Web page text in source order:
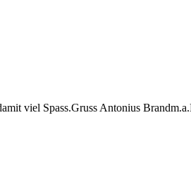
viel Spass.Gruss Antonius